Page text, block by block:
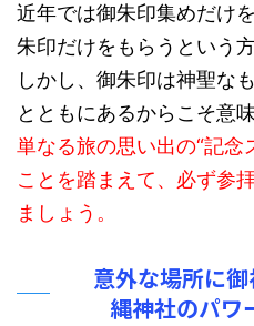
近年では御朱印集めだけ
朱印だけをもらうという
しかし、御朱印は神聖な
とともにあるからこそ意
単なる旅の思い出の“記念
ことを踏まえて、必ず参
ましょう。
意外な場所に
縄神社のパワ